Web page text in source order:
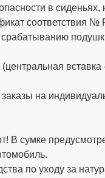
в сиденьях,
на
В сумке
по уходу за